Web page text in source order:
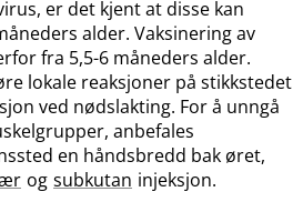
er det kjent at disse kan
alder. Vaksinering av
fra 5,5-6 måneders alder.
lokale reaksjoner på stikkstedet
ved nødslakting. For å unngå
anbefales
en håndsbredd bak øret,
og subkutan injeksjon.